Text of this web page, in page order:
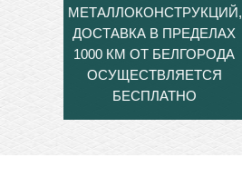
МЕТАЛЛОКОНСТРУКЦИЙ,
ДОСТАВКА В ПРЕДЕЛАХ
1000 КМ ОТ БЕЛГОРОДА
ОСУЩЕСТВЛЯЕТСЯ
БЕСПЛАТНО